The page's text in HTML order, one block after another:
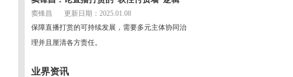
窦锋昌
更新日期：2025.01.08
保障直播打赏的可持续发展，需要多元主体协同治
理并且厘清各方责任。
业界资讯